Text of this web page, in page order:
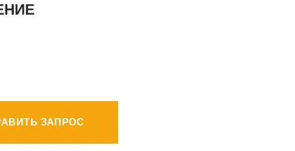
ЗАПРОС